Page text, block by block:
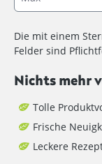
Die mit einem
Felder sind
Nichts mehr
Tolle
Frische
Leckere